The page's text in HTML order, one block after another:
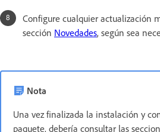
Configure cualquier actualización
sección Novedades, según sea
Nota
Una vez finalizada la instalación y
paquete, debería consultar las